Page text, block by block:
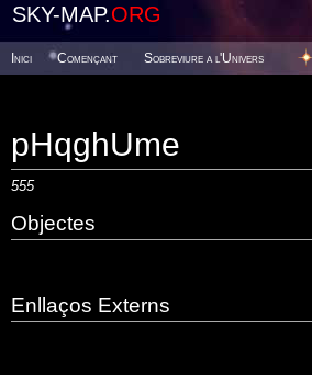
SKY-MAP.ORG
Inici Començant Sobreviure a l'Univers
pHqghUme
555
Objectes
Enllaços Externs